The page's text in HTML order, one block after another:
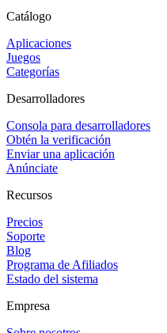
Catálogo
Aplicaciones
Juegos
Categorías
Desarrolladores
Consola para desarrolladores
Obtén la verificación
Enviar una aplicación
Anúnciate
Recursos
Precios
Soporte
Blog
Programa de Afiliados
Estado del sistema
Empresa